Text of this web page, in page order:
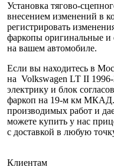
Установка тягово-
внесением изменений в
регистрировать
фаркопы оригинальные
на вашем автомобиле.
Если вы находитесь в
на Volkswagen LT II
электрику и блок
фаркоп на 19-м км МКАД.
производимых работ и
можете купить у нас
с доставкой в любую
Клиентам